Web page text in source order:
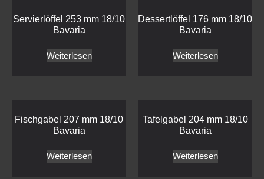
Servierlöffel 253 mm 18/10
Bavaria
Weiterlesen
Dessertlöffel 176 mm 18/10
Bavaria
Weiterlesen
Fischgabel 207 mm 18/10
Bavaria
Weiterlesen
Tafelgabel 204 mm 18/10
Bavaria
Weiterlesen